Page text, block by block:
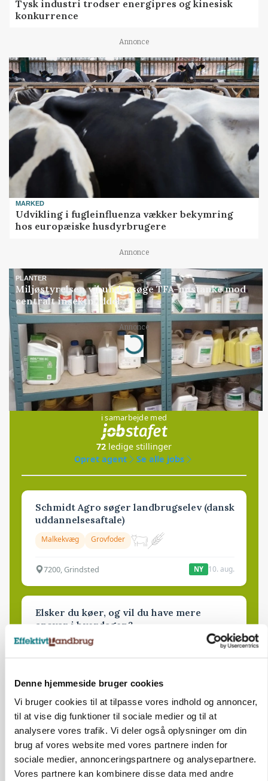
Denne hjemmeside bruger cookies
Vi bruger cookies til at tilpasse vores indhold og annoncer,
til at vise dig funktioner til sociale medier og til at
analysere vores trafik. Vi deler også oplysninger om din
brug af vores website med vores partnere inden for
sociale medier, annonceringspartnere og analysepartnere.
Vores partnere kan kombinere disse data med andre
Tysk industri trodser energipres og kinesisk
konkurrence
Annonce
MARKED
Udvikling i fugleinfluenza vækker bekymring
hos europæiske husdyrbrugere
Annonce
PLANTER
Miljøstyrelsen vil undersøge TFA-mistanke mod
centralt insektmiddel
Annonce
Loading...
Jobs
i samarbejde med
72 ledige stillinger
Opret agent
Se alle jobs
Schmidt Agro søger landbrugselev (dansk
uddannelsesaftale)
Malkekvæg Grovfoder
7200, Grindsted NY 10. aug.
Elsker du køer, og vil du have mere
ansvar i hverdagen?
Malkekvæg
🐄 Driftsleder søges til
malkekvægsbedrift
Malkekvæg